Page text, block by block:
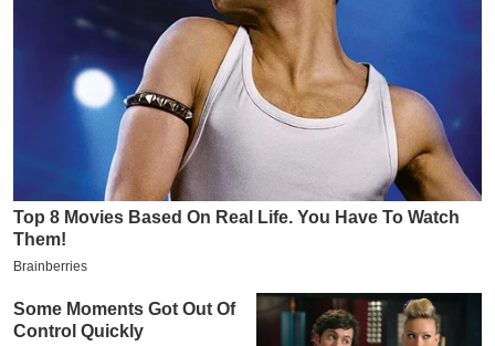
ई
-
पे
प
र